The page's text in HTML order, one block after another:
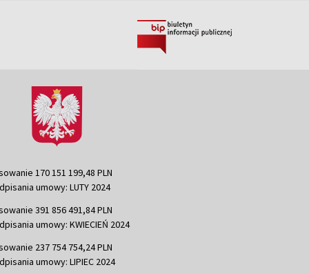
170 151 199,48 PLN
umowy: LUTY 2024
391 856 491,84 PLN
umowy: KWIECIEŃ 2024
237 754 754,24 PLN
umowy: LIPIEC 2024